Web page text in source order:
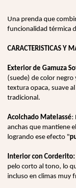
Una prenda que
funcionalidad térmica
CARACTERISTICAS Y
Exterior de Gamuza
(suede) de color
textura opaca, suave
tradicional.
Acolchado Matelassé:
anchas que mantiene
logrando ese efecto "
Interior con Corderito:
pelo corto al tono, lo
incluso en climas muy